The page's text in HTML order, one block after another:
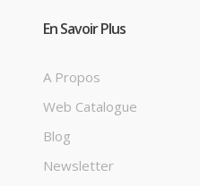
En Savoir Plus
A Propos
Web Catalogue
Blog
Newsletter